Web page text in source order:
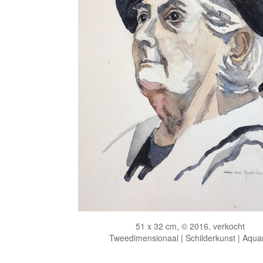
51 x 32 cm, © 2016, verkocht
Tweedimensionaal | Schilderkunst |